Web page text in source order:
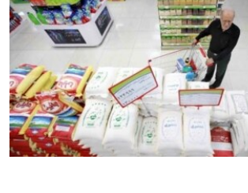
آمریکا ۲۰۲۴
به اسرائیل
آزادی